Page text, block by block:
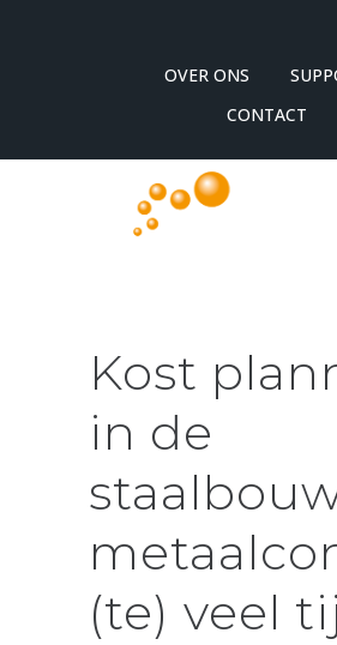
OVER ONS
CONTACT
Kost
in de
(te) veel